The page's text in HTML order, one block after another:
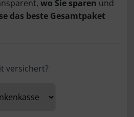
wo Sie sparen und
das beste Gesamtpaket
versichert?